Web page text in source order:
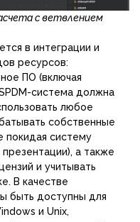
с ветвлением
в интеграции и
ресурсов:
ПО (включая
система должна
любое
собственные
покидая систему
а также
и учитывать
В качестве
быть доступны для
и Unix,